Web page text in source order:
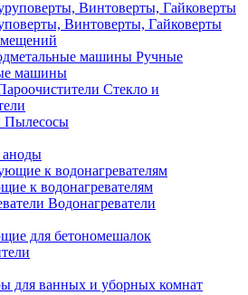
Винтоверты, Гайковерты
Ручные
машины
Стекло и
Пылесосы
аноды
к водонагревателям
Водонагреватели
для бетономешалок